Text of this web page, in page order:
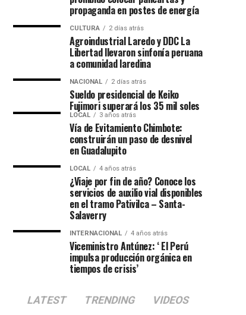
propaganda en postes de energía
CULTURA 2 días atrás
Agroindustrial Laredo y DDC La
Libertad llevaron sinfonía peruana
a comunidad laredina
NACIONAL 2 días atrás
Sueldo presidencial de Keiko
Fujimori superará los 35 mil soles
LOCAL 3 años atrás
Vía de Evitamiento Chimbote:
construirán un paso de desnivel
en Guadalupito
LOCAL 4 años atrás
¿Viaje por fin de año? Conoce los
servicios de auxilio vial disponibles
en el tramo Pativilca – Santa-
Salaverry
INTERNACIONAL 4 años atrás
Viceministro Antúnez: ‘ El Perú
impulsa producción orgánica en
tiempos de crisis’
LATEST TRENDING VIDEOS